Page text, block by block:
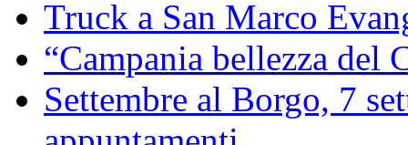
Truck a San Marco
“Campania bellezza del
Settembre al Borgo, 7